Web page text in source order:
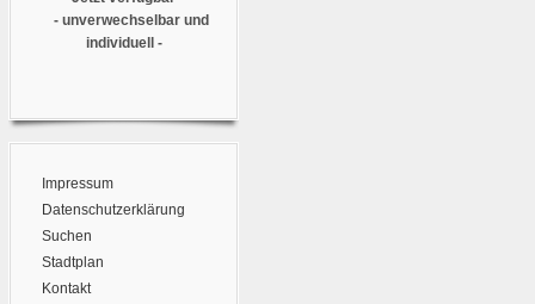
- unverwechselbar und
individuell -
Impressum
Datenschutzerklärung
Suchen
Stadtplan
Kontakt